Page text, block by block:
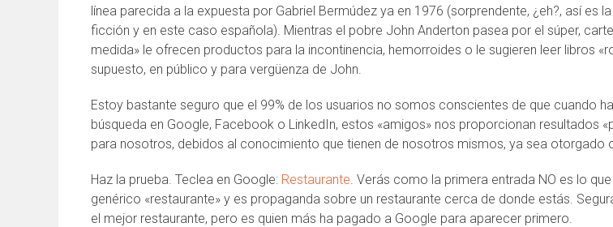
línea parecida a la expuesta por Gabriel Bermúdez ya en 1976 (sorprendente, ¿eh?, así es
ficción y en este caso española). Mientras el pobre John Anderton pasea por el súper,
medida» le ofrecen productos para la incontinencia, hemorroides o le sugieren leer libros
supuesto, en público y para vergüenza de John.
Estoy bastante seguro que el 99% de los usuarios no somos conscientes de que cuando
búsqueda en Google, Facebook o LinkedIn, estos «amigos» nos proporcionan resultados
para nosotros, debidos al conocimiento que tienen de nosotros mismos, ya sea otorgado
Haz la prueba. Teclea en Google: Restaurante. Verás como la primera entrada NO es lo
genérico «restaurante» y es propaganda sobre un restaurante cerca de donde estás.
el mejor restaurante, pero es quien más ha pagado a Google para aparecer primero.